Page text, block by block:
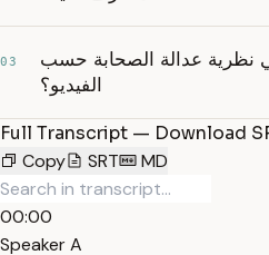
03
نظرية عدالة الصحابة حسب
الفيديو؟
Full Transcript — Download
Copy
SRT MD
00:00
Speaker A